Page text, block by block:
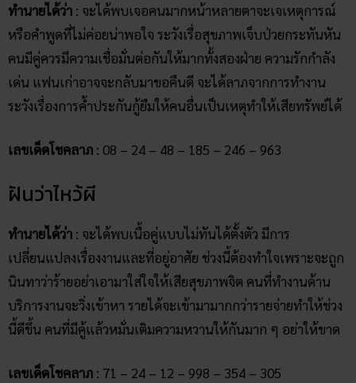
ทำนายได้ว่า : จะได้พบเจอคนมากหน้าหลายตาจะเจเหตุการณ์
หรือคำพูดที่ไม่ค่อยน่าพอใจ ระวังเรื่อสุขภาพเจ็บป่วยกระทันหัน
คนมีคู่ควรมีความเชื่อมั่นต่อกันให้มากทั้งสองฝ่าย ความรักกำลัง
เด่น แฟนเก่าอาจจะกลับมาขอคืนดี จะได้ลาภจากการทำงาน
ระวังเรื่องการค้ำประกันกู้ยืมให้คนอื่นเป็นเหตุทำให้เสียทรัพย์ได้
เลขเด็ดโชคลาภ : 08 – 24 – 48 – 185 – 246 – 963
ฝันว่าไหว้ผี
ทำนายได้ว่า : จะได้พบเนื้อคู่แบบไม่ทันได้ตั้งตัว มีการ
เปลี่ยนแปลงเรื่องงานและที่อยู่อาศัย ช่วงนี้ต้องทำใจเพราะจะถูก
นินทาว่าร้ายอย่าเอามาใส่ใจให้เสียสุขภาพจิต คนที่ทำงานด้าน
บริการงานจะวิ่งเข้าหา รายได้จะเข้ามามากกว่ารายจ่ายทำให้ช่วง
นี้ดีขึ้น คนที่มีคู้แล้วหมั่นเติมความหวานให้กันมาก ๆ อย่าให้ขาด
เลขเด็ดโชคลาภ : 71 – 24 – 12 – 998 – 354 – 305